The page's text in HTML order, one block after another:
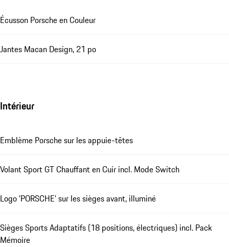
Écusson Porsche en Couleur
Jantes Macan Design, 21 po
Intérieur
Emblème Porsche sur les appuie-têtes
Volant Sport GT Chauffant en Cuir incl. Mode Switch
Logo 'PORSCHE' sur les sièges avant, illuminé
Sièges Sports Adaptatifs (18 positions, électriques) incl. Pack
Mémoire